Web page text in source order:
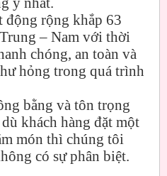
động rộng khắp 63
– Nam với thời
chóng, an toàn và
hỏng trong quá trình
bằng và tôn trọng
khách hàng đặt một
món thì chúng tôi
có sự phân biệt.